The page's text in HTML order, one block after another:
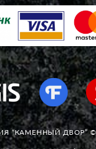
“КАМЕННЫЙ ДВОР” ©